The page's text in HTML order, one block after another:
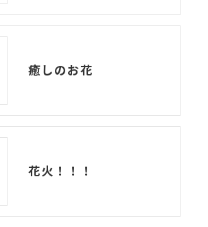
癒しのお花
花火！！！